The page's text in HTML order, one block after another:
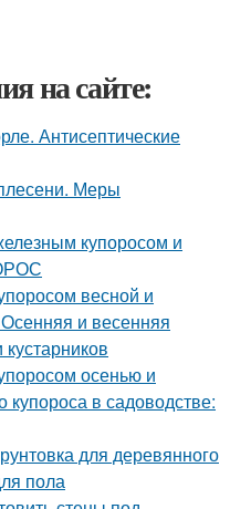
на сайте:
Антисептические
Меры
купоросом и
весной и
и весенняя
осенью и
в садоводстве:
для деревянного
пола